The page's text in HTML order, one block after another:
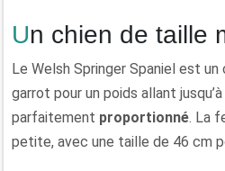
Un chien de taille
Le Welsh Springer Spaniel est un
garrot pour un poids allant
parfaitement proportionné. La
petite, avec une taille de 46 cm